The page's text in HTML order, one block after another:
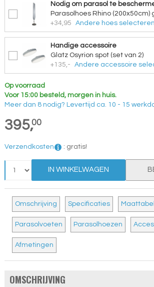
Nodig om parasol te
Parasolhoes Rhino (200x50cm)
+34,95
Andere hoes selecteren
Handige accessoire
Glatz Osyrion spot (set van 2)
+135,-
Andere accessoire
Op voorraad
Voor 15:00 besteld, morgen in huis.
Meer dan 8 nodig? Levertijd ca. 10 - 15
395,00
Verzendkosten : gratis!
IN WINKELWAGEN
Omschrijving Specificaties Maattabel
Parasolvoeten Parasolhoezen
Afmetingen
OMSCHRIJVING